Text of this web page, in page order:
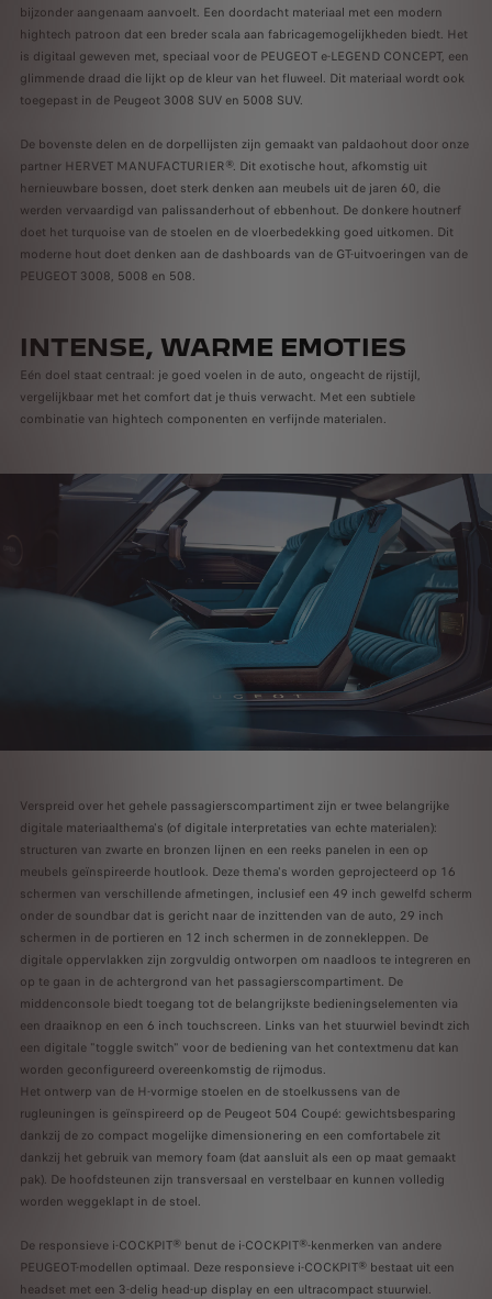
bijzonder aangenaam aanvoelt. Een doordacht materiaal met een modern
hightech patroon dat een breder scala aan fabricagemogelijkheden biedt. Het
is digitaal geweven met, speciaal voor de PEUGEOT e-LEGEND CONCEPT, een
glimmende draad die lijkt op de kleur van het fluweel. Dit materiaal wordt ook
toegepast in de Peugeot 3008 SUV en 5008 SUV.
De bovenste delen en de dorpellijsten zijn gemaakt van paldaohout door onze
partner HERVET MANUFACTURIER®. Dit exotische hout, afkomstig uit
hernieuwbare bossen, doet sterk denken aan meubels uit de jaren 60, die
werden vervaardigd van palissanderhout of ebbenhout. De donkere houtnerf
doet het turquoise van de stoelen en de vloerbedekking goed uitkomen. Dit
moderne hout doet denken aan de dashboards van de GT-uitvoeringen van de
PEUGEOT 3008, 5008 en 508.
INTENSE, WARME EMOTIES
Eén doel staat centraal: je goed voelen in de auto, ongeacht de rijstijl,
vergelijkbaar met het comfort dat je thuis verwacht. Met een subtiele
combinatie van hightech componenten en verfijnde materialen.
Verspreid over het gehele passagierscompartiment zijn er twee belangrijke
digitale materiaalthema's (of digitale interpretaties van echte materialen):
structuren van zwarte en bronzen lijnen en een reeks panelen in een op
meubels geïnspireerde houtlook. Deze thema's worden geprojecteerd op 16
schermen van verschillende afmetingen, inclusief een 49 inch gewelfd scherm
onder de soundbar dat is gericht naar de inzittenden van de auto, 29 inch
schermen in de portieren en 12 inch schermen in de zonnekleppen. De
digitale oppervlakken zijn zorgvuldig ontworpen om naadloos te integreren en
op te gaan in de achtergrond van het passagierscompartiment. De
middenconsole biedt toegang tot de belangrijkste bedieningselementen via
een draaiknop en een 6 inch touchscreen. Links van het stuurwiel bevindt zich
een digitale "toggle switch" voor de bediening van het contextmenu dat kan
worden geconfigureerd overeenkomstig de rijmodus.
Het ontwerp van de H-vormige stoelen en de stoelkussens van de
rugleuningen is geïnspireerd op de Peugeot 504 Coupé: gewichtsbesparing
dankzij de zo compact mogelijke dimensionering en een comfortabele zit
dankzij het gebruik van memory foam (dat aansluit als een op maat gemaakt
pak). De hoofdsteunen zijn transversaal en verstelbaar en kunnen volledig
worden weggeklapt in de stoel.
De responsieve i-COCKPIT® benut de i-COCKPIT®-kenmerken van andere
PEUGEOT-modellen optimaal. Deze responsieve i-COCKPIT® bestaat uit een
headset met een 3-delig head-up display en een ultracompact stuurwiel.